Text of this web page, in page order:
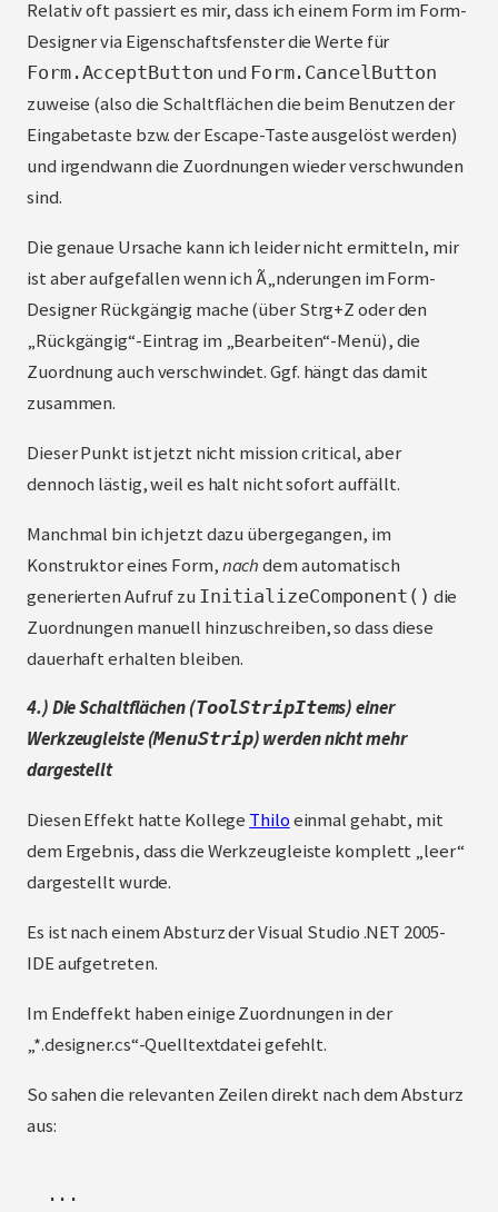
Relativ oft passiert es mir, dass ich einem Form im Form-
Designer via Eigenschaftsfenster die Werte für
Form.AcceptButton und Form.CancelButton
zuweise (also die Schaltflächen die beim Benutzen der
Eingabetaste bzw. der Escape-Taste ausgelöst werden)
und irgendwann die Zuordnungen wieder verschwunden
sind.
Die genaue Ursache kann ich leider nicht ermitteln, mir
ist aber aufgefallen wenn ich Ã„nderungen im Form-
Designer Rückgängig mache (über Strg+Z oder den
„Rückgängig“-Eintrag im „Bearbeiten“-Menü), die
Zuordnung auch verschwindet. Ggf. hängt das damit
zusammen.
Dieser Punkt ist jetzt nicht mission critical, aber
dennoch lästig, weil es halt nicht sofort auffällt.
Manchmal bin ich jetzt dazu übergegangen, im
Konstruktor eines Form,nachdem automatisch
generierten Aufruf zu InitializeComponent() die
Zuordnungen manuell hinzuschreiben, so dass diese
dauerhaft erhalten bleiben.
4.) Die Schaltflächen (ToolStripItems) einer
Werkzeugleiste (MenuStrip) werden nicht mehr
dargestellt
Diesen Effekt hatte Kollege Thiloeinmal gehabt, mit
dem Ergebnis, dass die Werkzeugleiste komplett „leer“
dargestellt wurde.
Es ist nach einem Absturz der Visual Studio .NET 2005-
IDE aufgetreten.
Im Endeffekt haben einige Zuordnungen in der
„*.designer.cs“-Quelltextdatei gefehlt.
So sahen die relevanten Zeilen direkt nach dem Absturz
aus:
...